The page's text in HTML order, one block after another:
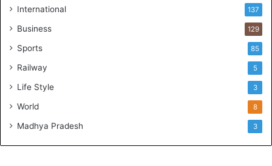
International 137
Business 129
Sports 85
Railway 5
Life Style 3
World 8
Madhya Pradesh 3